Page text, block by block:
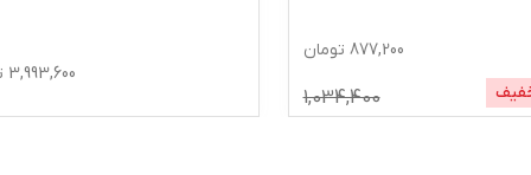
877,200 تومان
1,034,400
3,993,600